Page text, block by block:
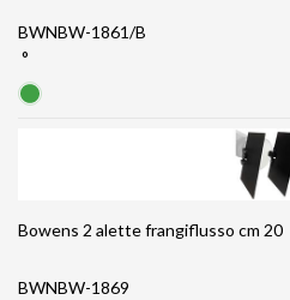
BWNBW-1861/B
°
Bowens 2 alette frangiflusso cm 20
BWNBW-1869